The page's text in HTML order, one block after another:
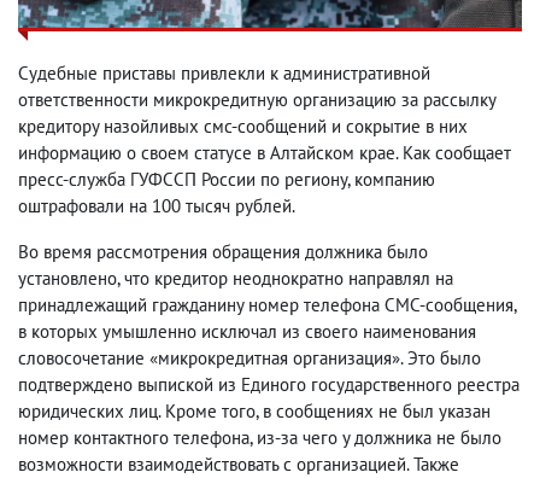
Cудебные приставы привлекли к административной
ответственности микрокредитную организацию за рассылку
кредитору назойливых смс-сообщений и сокрытие в них
информацию о своем статусе в Алтайском крае. Как сообщает
пресс-служба ГУФССП России по региону, компанию
оштрафовали на 100 тысяч рублей.
Во время рассмотрения обращения должника было
установлено, что кредитор неоднократно направлял на
принадлежащий гражданину номер телефона СМС-сообщения,
в которых умышленно исключал из своего наименования
словосочетание «микрокредитная организация». Это было
подтверждено выпиской из Единого государственного реестра
юридических лиц. Кроме того, в сообщениях не был указан
номер контактного телефона, из-за чего у должника не было
возможности взаимодействовать с организацией. Также